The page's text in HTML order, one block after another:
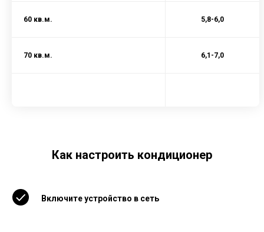
60 кв.м. 5,8-6,0
70 кв.м. 6,1-7,0
Как настроить кондиционер
Включите устройство в сеть